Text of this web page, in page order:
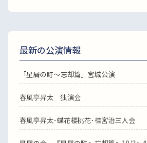
最新の公演情報
「星屑の町～忘却篇」宮城公演
春風亭昇太 独演会
春風亭昇太･蝶花楼桃花･桂宮治三人会